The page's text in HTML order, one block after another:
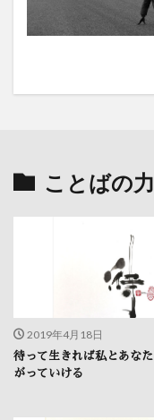
ことばの力
2019年4月18日
待って生きれば私とあな
がっていける